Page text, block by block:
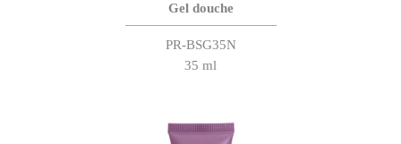
Gel douche
PR-BSG35N
35 ml